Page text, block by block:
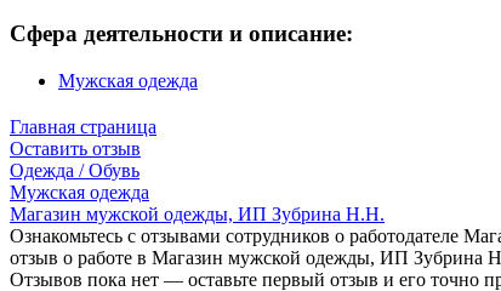
Сфера деятельности и описание:
Мужская одежда
Главная страница
Оставить отзыв
Одежда / Обувь
Мужская одежда
Магазин мужской одежды, ИП Зубрина Н.Н.
Ознакомьтесь с отзывами сотрудников о работодателе
отзыв о работе в Магазин мужской одежды, ИП Зубрина
Отзывов пока нет — оставьте первый отзыв и его точно